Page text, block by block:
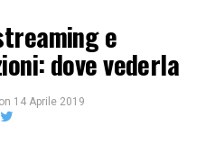
e
dove vederla
on 14 Aprile 2019